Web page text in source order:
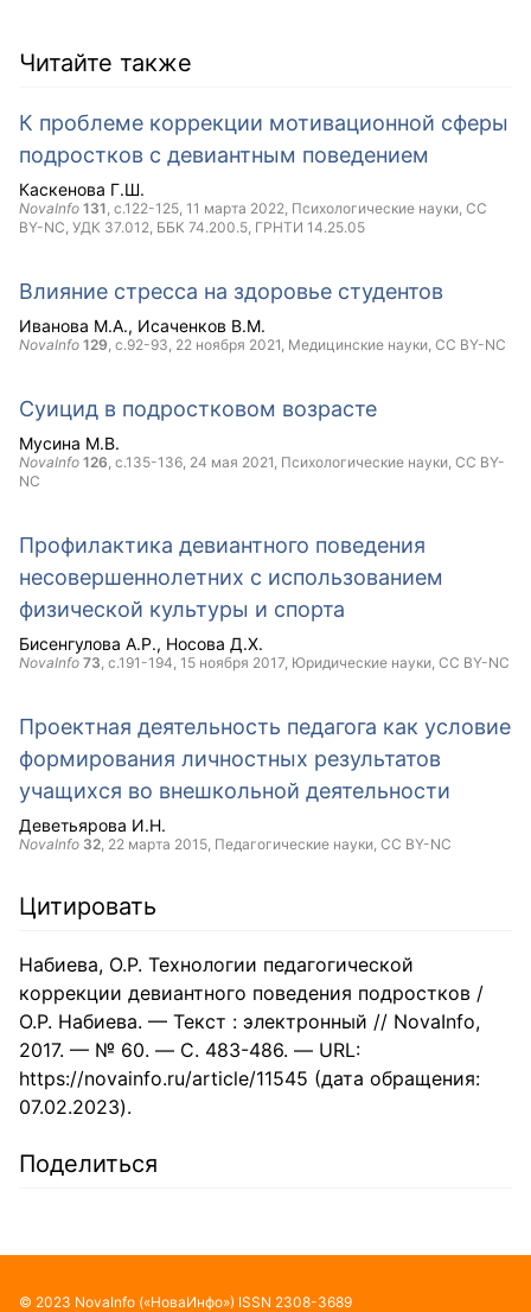
Читайте также
К проблеме коррекции мотивационной сферы
подростков с девиантным поведением
Каскенова Г.Ш.
NovaInfo 131, с.122-125, 11 марта 2022, Психологические науки, CC
BY-NC, УДК 37.012, ББК 74.200.5, ГРНТИ 14.25.05
Влияние стресса на здоровье студентов
Иванова М.А. Исаченков В.М.
NovaInfo 129, с.92-93, 22 ноября 2021, Медицинские науки, CC BY-NC
Суицид в подростковом возрасте
Мусина М.В.
NovaInfo 126, с.135-136, 24 мая 2021, Психологические науки, CC BY-
NC
Профилактика девиантного поведения
несовершеннолетних с использованием
физической культуры и спорта
Бисенгулова А.Р. Носова Д.Х.
NovaInfo 73, с.191-194, 15 ноября 2017, Юридические науки, CC BY-NC
Проектная деятельность педагога как условие
формирования личностных результатов
учащихся во внешкольной деятельности
Деветьярова И.Н.
NovaInfo 32, 22 марта 2015, Педагогические науки, CC BY-NC
Цитировать
Набиева, О.Р. Технологии педагогической
коррекции девиантного поведения подростков /
О.Р. Набиева. — Текст : электронный // NovaInfo,
2017. — № 60. — С. 483-486. — URL:
https://novainfo.ru/article/11545 (дата обращения:
07.02.2023).
Поделиться
© 2023 NovaInfo («НоваИнфо») ISSN 2308-3689